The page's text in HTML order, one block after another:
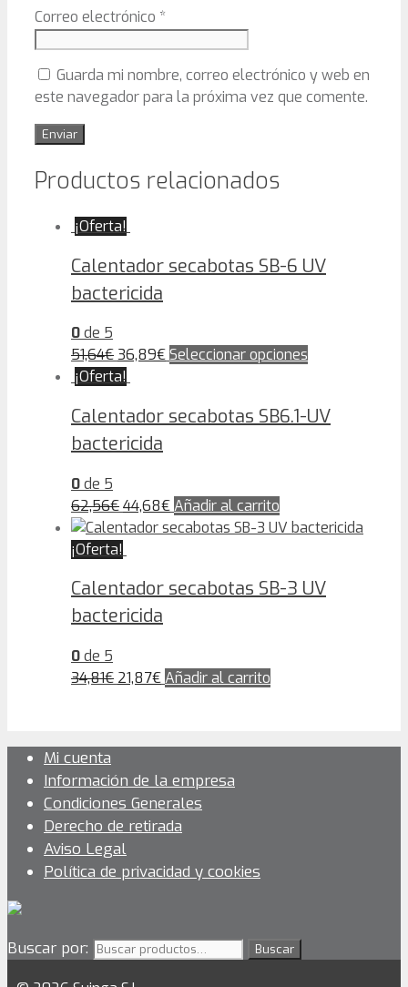
Correo electrónico *
Guarda mi nombre, correo electrónico y web en
este navegador para la próxima vez que comente.
Productos relacionados
¡Oferta!
Calentador secabotas SB-6 UV
bactericida
0de 5
51,64€36,89€Seleccionar opciones
¡Oferta!
Calentador secabotas SB6.1-UV
bactericida
0de 5
62,56€44,68€Añadir al carrito
¡Oferta!
Calentador secabotas SB-3 UV
bactericida
0de 5
34,81€ 21,87€Añadir al carrito
Mi cuenta
Información de la empresa
Condiciones Generales
Derecho de retirada
Aviso Legal
Política de privacidad y cookies
Buscar por: Buscar